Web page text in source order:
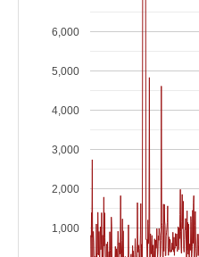
1,000
2,000
3,000
4,000
5,000
6,000